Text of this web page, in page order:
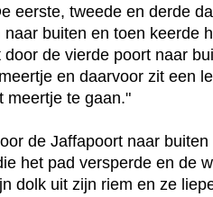
eerste, tweede en derde
buiten en toen keerde
de vierde poort naar
en daarvoor zit een
meertje te gaan."
de Jaffapoort naar buiten
het pad versperde en de
dolk uit zijn riem en ze